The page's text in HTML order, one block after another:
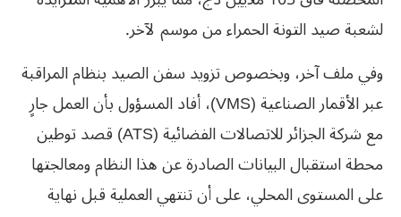
لشعبة صيد التونة الحمراء من موسم لآخر.
وفي ملف آخر، وبخصوص تزويد سفن الصيد بنظام المراقبة
عبر الأقمار الصناعية (VMS)، أفاد المسؤول بأن العمل جارٍ
مع شركة الجزائر للاتصالات الفضائية (ATS) قصد توطين
محطة استقبال البيانات الصادرة عن هذا النظام ومعالجتها
على المستوى المحلي، على أن تنتهي العملية قبل نهاية